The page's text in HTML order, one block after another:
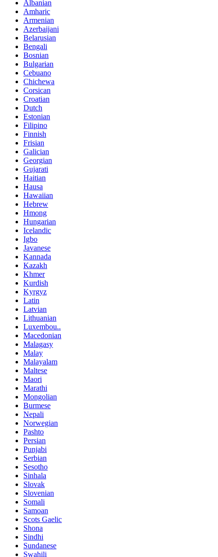
Albanian
Amharic
Armenian
Azerbaijani
Belarusian
Bengali
Bosnian
Bulgarian
Cebuano
Chichewa
Corsican
Croatian
Dutch
Estonian
Filipino
Finnish
Frisian
Galician
Georgian
Gujarati
Haitian
Hausa
Hawaiian
Hebrew
Hmong
Hungarian
Icelandic
Igbo
Javanese
Kannada
Kazakh
Khmer
Kurdish
Kyrgyz
Latin
Latvian
Lithuanian
Luxembou..
Macedonian
Malagasy
Malay
Malayalam
Maltese
Maori
Marathi
Mongolian
Burmese
Nepali
Norwegian
Pashto
Persian
Punjabi
Serbian
Sesotho
Sinhala
Slovak
Slovenian
Somali
Samoan
Scots Gaelic
Shona
Sindhi
Sundanese
Swahili